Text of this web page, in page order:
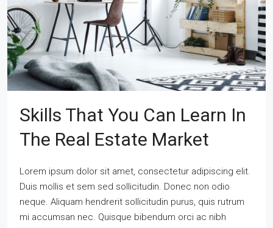
Skills That You Can Learn In
The Real Estate Market
Lorem ipsum dolor sit amet, consectetur adipiscing elit.
Duis mollis et sem sed sollicitudin. Donec non odio
neque. Aliquam hendrerit sollicitudin purus, quis rutrum
mi accumsan nec. Quisque bibendum orci ac nibh